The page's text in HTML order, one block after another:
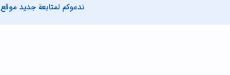
ندعوكم لمتابعة جديد موقع